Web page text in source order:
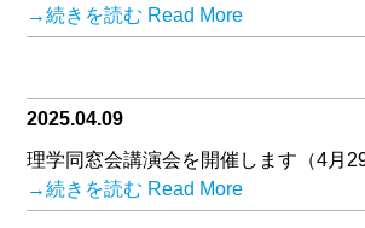
→続きを読む Read More
2025.04.09
理学同窓会講演会を開催します（4月
→続きを読む Read More